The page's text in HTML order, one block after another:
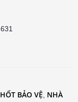
BẢO VỆ NHÀ